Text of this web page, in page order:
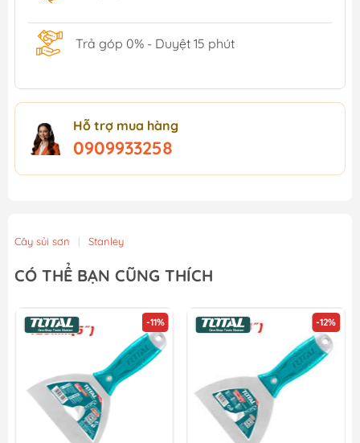
Trả góp 0% - Duyệt 15 phút
Hỗ trợ mua hàng
0909933258
Cây sủi sơn | Stanley
CÓ THỂ BẠN CŨNG THÍCH
-11% -12%